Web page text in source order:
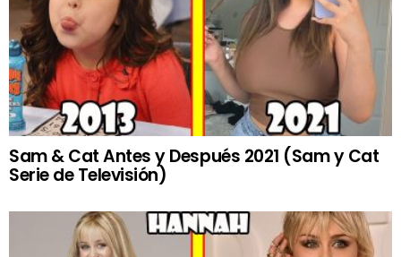
Sam & Cat Antes y Después 2021 (Sam y Cat
Serie de Televisión)